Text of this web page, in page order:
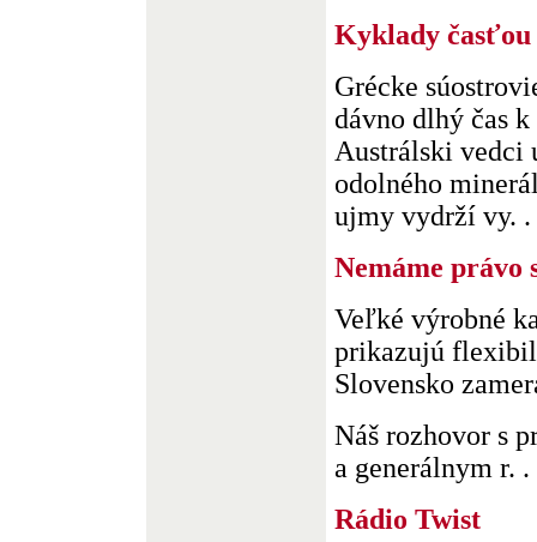
Kyklady
Grécke
dávno dlhý čas
Austrálski
odolného
ujmy vydrží vy. .
Nemáme právo
Veľké výrobné
prikazujú
Slovensko
Náš rozhovor s
a generálnym r. .
Rádio Twist